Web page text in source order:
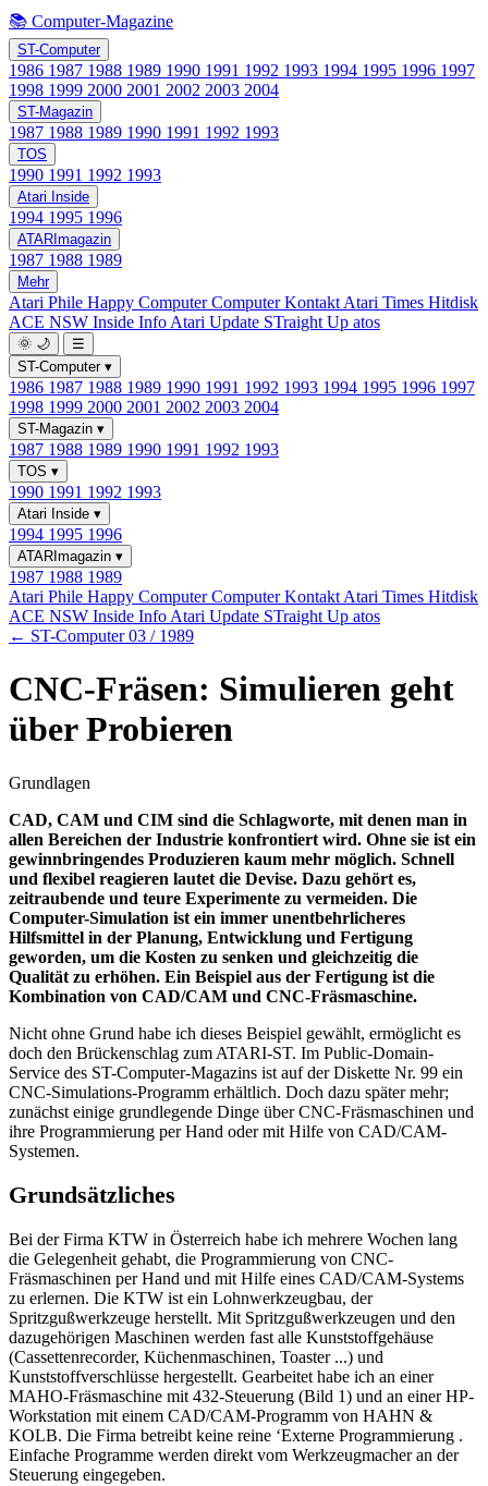
📚 Computer-Magazine
ST-Computer
1986 1987 1988 1989 1990 1991 1992 1993 1994 1995 1996 1997
1998 1999 2000 2001 2002 2003 2004
ST-Magazin
1987 1988 1989 1990 1991 1992 1993
TOS
1990 1991 1992 1993
Atari Inside
1994 1995 1996
ATARImagazin
1987 1988 1989
Mehr
Atari Phile Happy ComputerComputer Kontakt Atari Times Hitdisk
ACE NSW Inside Info Atari Update STraight Up atos
🌞 🌙
☰
ST-Computer ▾
1986 1987 1988 1989 1990 1991 1992 1993 1994 1995 1996 1997
1998 1999 2000 2001 2002 2003 2004
ST-Magazin ▾
1987 1988 1989 1990 1991 1992 1993
TOS ▾
1990 1991 1992 1993
Atari Inside ▾
1994 1995 1996
ATARImagazin ▾
1987 1988 1989
Atari Phile Happy ComputerComputer Kontakt Atari Times Hitdisk
ACE NSW Inside Info Atari Update STraight Up atos
← ST-Computer 03 / 1989
CNC-Fräsen: Simulieren geht
über Probieren
Grundlagen
CAD, CAM und CIM sind die Schlagworte, mit denen man in
allen Bereichen der Industrie konfrontiert wird. Ohne sie ist ein
gewinnbringendes Produzieren kaum mehr möglich. Schnell
und flexibel reagieren lautet die Devise. Dazu gehört es,
zeitraubende und teure Experimente zu vermeiden. Die
Computer-Simulation ist ein immer unentbehrlicheres
Hilfsmittel in der Planung, Entwicklung und Fertigung
geworden, um die Kosten zu senken und gleichzeitig die
Qualität zu erhöhen. Ein Beispiel aus der Fertigung ist die
Kombination von CAD/CAM und CNC-Fräsmaschine.
Nicht ohne Grund habe ich dieses Beispiel gewählt, ermöglicht es
doch den Brückenschlag zum ATARI-ST. Im Public-Domain-
Service des ST-Computer-Magazins ist auf der Diskette Nr. 99 ein
CNC-Simulations-Programm erhältlich. Doch dazu später mehr;
zunächst einige grundlegende Dinge über CNC-Fräsmaschinen und
ihre Programmierung per Hand oder mit Hilfe von CAD/CAM-
Systemen.
Grundsätzliches
Bei der Firma KTW in Österreich habe ich mehrere Wochen lang
die Gelegenheit gehabt, die Programmierung von CNC-
Fräsmaschinen per Hand und mit Hilfe eines CAD/CAM-Systems
zu erlernen. Die KTW ist ein Lohnwerkzeugbau, der
Spritzgußwerkzeuge herstellt. Mit Spritzgußwerkzeugen und den
dazugehörigen Maschinen werden fast alle Kunststoffgehäuse
(Cassettenrecorder, Küchenmaschinen, Toaster ...) und
Kunststoffverschlüsse hergestellt. Gearbeitet habe ich an einer
MAHO-Fräsmaschine mit 432-Steuerung (Bild 1) und an einer HP-
Workstation mit einem CAD/CAM-Programm von HAHN &
KOLB. Die Firma betreibt keine reine ‘Externe Programmierung .
Einfache Programme werden direkt vom Werkzeugmacher an der
Steuerung eingegeben.